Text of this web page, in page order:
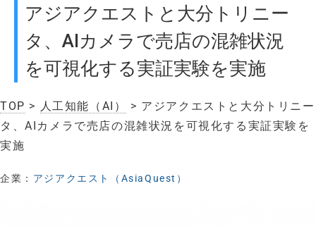
アジアクエストと大分トリニー
タ、AIカメラで売店の混雑状況
を可視化する実証実験を実施
TOP > 人工知能（AI）
> アジアクエストと大分トリニー
タ、AIカメラで売店の混雑状況を可視化する実証実験を
実施
企業： アジアクエスト（AsiaQuest）